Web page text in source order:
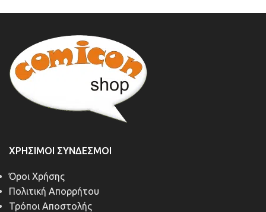
ΧΡΉΣΙΜΟΙ ΣΎΝΔΕΣΜΟΙ
Όροι Χρήσης
Πολιτική Απορρήτου
Τρόποι Αποστολής